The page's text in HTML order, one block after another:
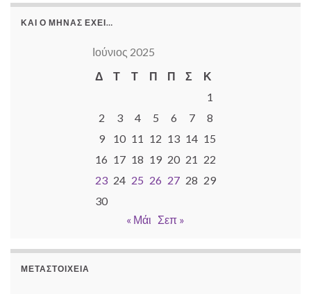
ΚΑΙ Ο ΜΉΝΑΣ ΈΧΕΙ…
Ιούνιος 2025
Δ
Τ Τ Π Π Σ
Κ
1
2
3 4 5 6 7
8
9
10 11 12 13 14 15
16 17 18 19 20 21 22
23 24 25 26 27 28 29
30
« Μάι Σεπ »
ΜΕΤΑΣΤΟΙΧΕΊΑ